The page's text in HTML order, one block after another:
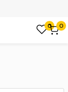
0 0